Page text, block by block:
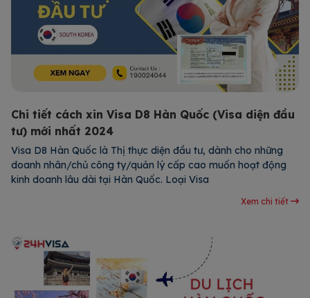
Chi tiết cách xin Visa D8 Hàn Quốc (Visa diện đầu
tư) mới nhất 2024
Visa D8 Hàn Quốc là Thị thực diện đầu tư, dành cho những
doanh nhân/chủ công ty/quản lý cấp cao muốn hoạt động
kinh doanh lâu dài tại Hàn Quốc. Loại Visa
Xem chi tiết